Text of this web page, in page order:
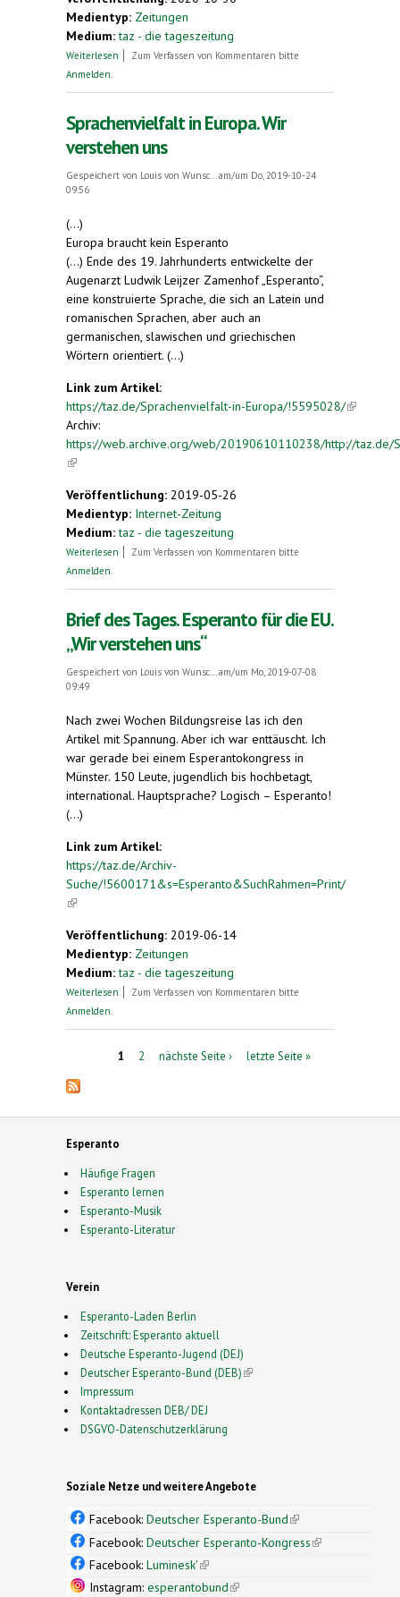
Medientyp: Zeitungen
Medium:taz - die tageszeitung
Weiterlesen über Es gibt noch Welten zu entdecken
Zum Verfassen von Kommentaren bitte
Anmelden
Sprachenvielfalt in Europa. Wir
verstehen uns
Gespeichert von Louis von Wunsc...
am/um Do, 2019-10-24
09:56
(...)
Europa braucht kein Esperanto
(...) Ende des 19. Jahrhunderts entwickelte der
Augenarzt Ludwik Leijzer Zamenhof „Esperanto“,
eine konstruierte Sprache, die sich an Latein und
romanischen Sprachen, aber auch an
germanischen, slawischen und griechischen
Wörtern orientiert. (...)
Link zum Artikel:
https://taz.de/Sprachenvielfalt-in-Europa/!5595028/(link is
Archiv:
https://web.archive.org/web/20190610110238/http://taz.de/
(link is external)
Veröffentlichung: 2019-05-26
Medientyp: Internet-Zeitung
Medium:taz - die tageszeitung
Weiterlesen über Sprachenvielfalt in Europa. Wir verstehen
Zum Verfassen von Kommentaren bitte
Anmelden
Brief des Tages. Esperanto für die EU.
„Wir verstehen uns“
Gespeichert von Louis von Wunsc...
am/um Mo, 2019-07-08
09:49
Nach zwei Wochen Bildungsreise las ich den
Artikel mit Spannung. Aber ich war enttäuscht. Ich
war gerade bei einem Esperantokongress in
Münster. 150 Leute, jugendlich bis hochbetagt,
international. Hauptsprache? Logisch – Esperanto!
(...)
Link zum Artikel:
https://taz.de/Archiv-
Suche/!5600171&s=Esperanto&SuchRahmen=Print/
(link is external)
Veröffentlichung: 2019-06-14
Medientyp: Zeitungen
Medium:taz - die tageszeitung
Weiterlesen über Brief des Tages. Esperanto für die EU. „Wir
Zum Verfassen von Kommentaren bitte
Anmelden
1 2 nächste Seite › letzte Seite »
Esperanto
Häufige Fragen
Esperanto lernen
Esperanto-Musik
Esperanto-Literatur
Verein
Esperanto-Laden Berlin
Zeitschrift: Esperanto aktuell
Deutsche Esperanto-Jugend (DEJ)
Deutscher Esperanto-Bund (DEB)(link is external)
Impressum
Kontaktadressen DEB/ DEJ
DSGVO-Datenschutzerklärung
Soziale Netze und weitere Angebote
Facebook: Deutscher Esperanto-Bund(link is
external)
Facebook: Deutscher Esperanto-Kongress(link is
Facebook: Luminesk'(link is external)
Instagram: esperantobund(link is external)